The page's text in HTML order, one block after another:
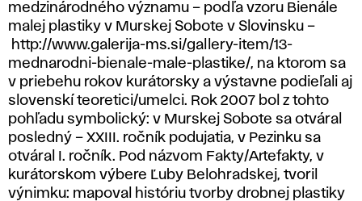
medzinárodného významu – podľa vzoru Bienále
malej plastiky v Murskej Sobote v Slovinsku –
http://www.galerija-ms.si/gallery-item/13-
mednarodni-bienale-male-plastike/, na ktorom sa
v priebehu rokov kurátorsky a výstavne podieľali aj
slovenskí teoretici/umelci. Rok 2007 bol z tohto
pohľadu symbolický: v Murskej Sobote sa otváral
posledný – XXIII. ročník podujatia, v Pezinku sa
otváral I. ročník. Pod názvom Fakty/Artefakty, v
kurátorskom výbere Ľuby Belohradskej, tvoril
výnimku: mapoval históriu tvorby drobnej plastiky